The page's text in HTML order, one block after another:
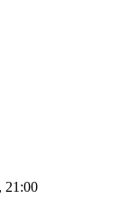
21:00